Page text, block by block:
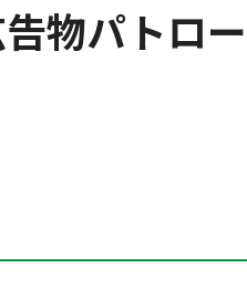
物パトロ